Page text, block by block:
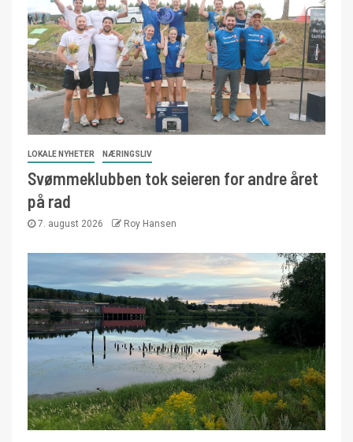
LOKALE NYHETER NÆRINGSLIV
Svømmeklubben tok seieren for andre året
på rad
7. august 2026 Roy Hansen